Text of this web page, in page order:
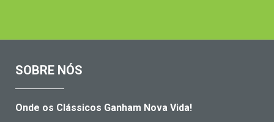
SOBRE NÓS
Onde os Clássicos Ganham Nova Vida!